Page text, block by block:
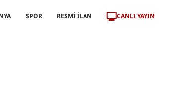
SPOR RESMİ İLAN CANLI YAYIN